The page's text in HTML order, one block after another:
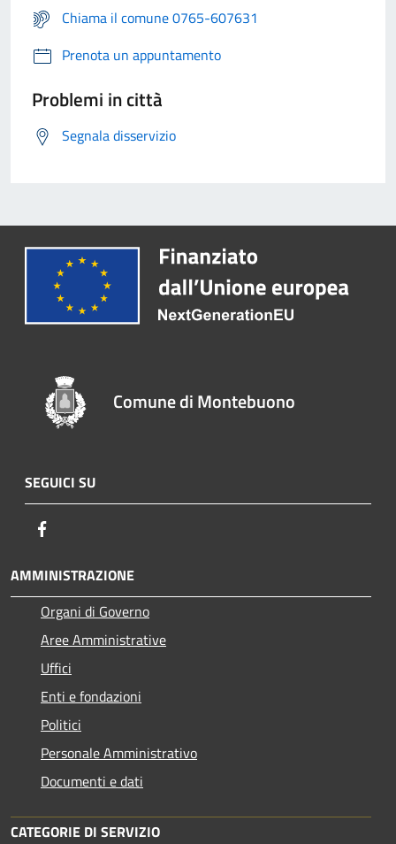
Chiama il comune 0765-607631
Prenota un appuntamento
Problemi in città
Segnala disservizio
Comune di Montebuono
SEGUICI SU
AMMINISTRAZIONE
Organi di Governo
Aree Amministrative
Uffici
Enti e fondazioni
Politici
Personale Amministrativo
Documenti e dati
CATEGORIE DI SERVIZIO